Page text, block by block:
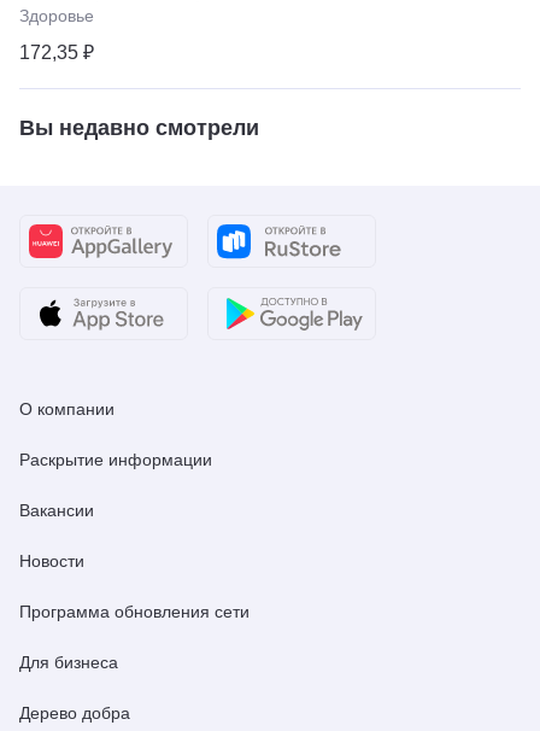
Здоровье
172,35 ₽
Вы недавно смотрели
О компании
Раскрытие информации
Вакансии
Новости
Программа обновления сети
Для бизнеса
Дерево добра